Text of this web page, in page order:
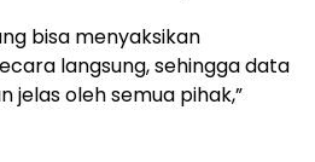
bisa menyaksikan
langsung, sehingga data
jelas oleh semua pihak,”